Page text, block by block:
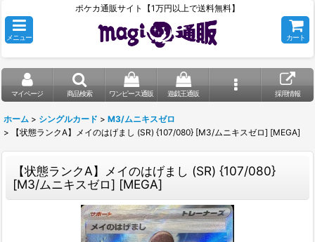
ポケカ通販サイト【1万円以上で送料無料】
メニュー カート
マイページ 商品検索 ワンピース通販 遊戯王通販 採用情報
ホーム > シングルカード > M3/ムニキスゼロ
>
【状態ランクA】メイのはげまし (SR) {107/080} [M3/ムニキスゼロ] [MEGA]
【状態ランクA】メイのはげまし (SR) {107/080}
[M3/ムニキスゼロ] [MEGA]